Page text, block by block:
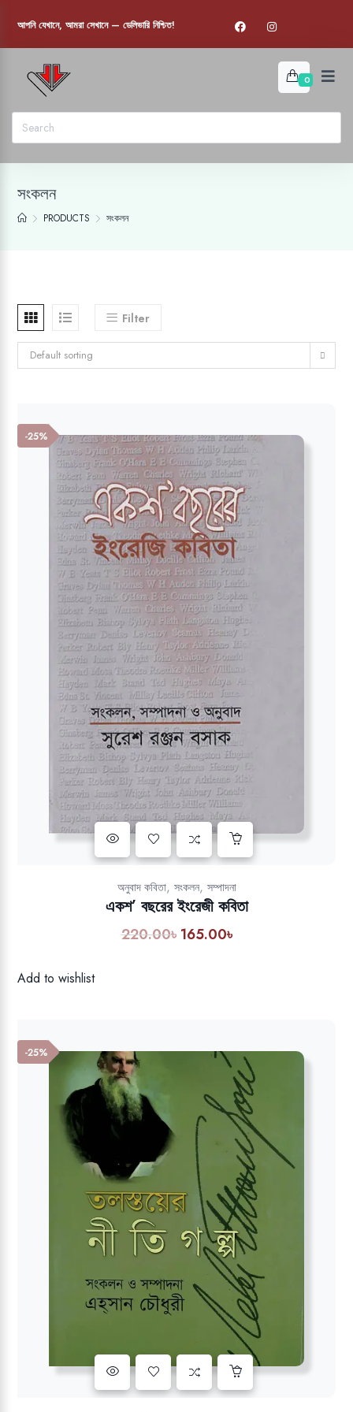
আপনি যেখানে, আমরা সেখানে — ডেলিভারি নিশ্চিত!
0
সংকলন
PRODUCTS সংকলন
Filter
Default sorting
-25%
অনুবাদ কবিতা, সংকলন, সম্পাদনা
একশ’ বছরের ইংরেজী কবিতা
220.00৳ Original
165.00৳Current
Add to wishlist
-25%